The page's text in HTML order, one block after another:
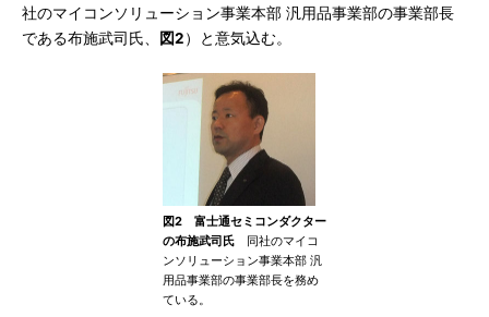
社のマイコンソリューション事業本部 汎用品事業部の事業部長
である布施武司氏、
図2）と意気込む。
図2 富士通セミコンダクター
の布施武司氏 同社のマイコ
ンソリューション事業本部 汎
用品事業部の事業部長を務め
ている。